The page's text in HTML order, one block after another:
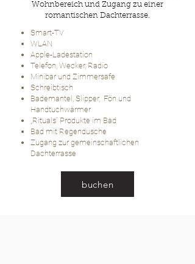
Wohnbereich und Zugang zu einer
romantischen Dachterrasse.
Smart-TV
WLAN
Apple-Ladestation
Telefon, Wecker, Radio
Minibar und Zimmersafe
Schreibtisch
Bademantel, Slipper, Fön und
Handtuchwärmer
„Rituals“ Produkte im Bad
Bad mit Regendusche
Zugang zur gemeinschaftlichen
Dachterrasse
buchen